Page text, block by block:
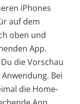
iPhones
auf dem
oben und
App.
die Vorschau
Bei
die Home-